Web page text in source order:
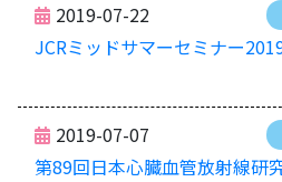
2019-07-22
JCRミッドサマーセミナー
2019-07-07
第89回日本心臓血管放射線研